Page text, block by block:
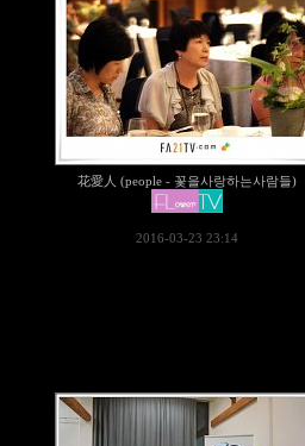
花愛人 (people - 꽃을사랑하는사람들)
2016-03-23 23:14